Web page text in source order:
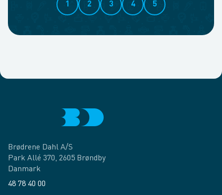
1 2 3 4 5
Brødrene Dahl A/S
Park Allé 370, 2605 Brøndby
Danmark
48 78 40 00